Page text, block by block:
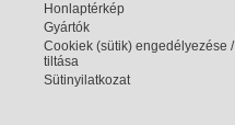
Honlaptérkép
Gyártók
Cookiek (sütik) engedélyezése /
tiltása
Sütinyilatkozat